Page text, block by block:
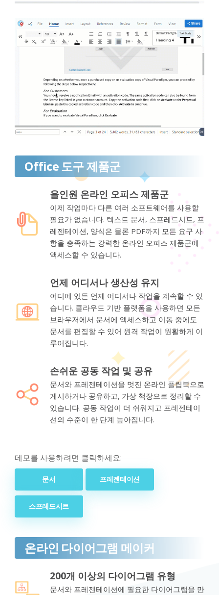
Office 도구 제품군
올인원 온라인 오피스 제품군
이제 작업마다 다른 여러 소프트웨어를 사용할
필요가 없습니다. 텍스트 문서, 스프레드시트, 프
레젠테이션, 양식은 물론 PDF까지 모든 요구 사
항을 충족하는 강력한 온라인 오피스 제품군에
액세스할 수 있습니다.
언제 어디서나 생산성 유지
어디에 있든 언제 어디서나 작업을 계속할 수 있
습니다. 클라우드 기반 플랫폼을 사용하면 모든
브라우저에서 문서에 액세스하고 이동 중에도
문서를 편집할 수 있어 원격 작업이 원활하게 이
루어집니다.
손쉬운 공동 작업 및 공유
문서와 프레젠테이션을 멋진 온라인 플립북으로
게시하거나 공유하고, 가상 책장으로 정리할 수
있습니다. 공동 작업이 더 쉬워지고 프레젠테이
션의 수준이 한 단계 높아집니다.
데모를 사용하려면 클릭하세요:
문서 프레젠테이션
스프레드시트
온라인 다이어그램 메이커
200개 이상의 다이어그램 유형
문서와 프레젠테이션에 필요한 다이어그램을 만